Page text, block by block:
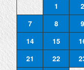
1
2
7
8 9
14
15
21
22